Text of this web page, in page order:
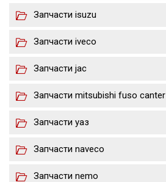
Запчасти isuzu
Запчасти iveco
Запчасти jac
Запчасти mitsubishi fuso canter
Запчасти уаз
Запчасти naveco
Запчасти nemo